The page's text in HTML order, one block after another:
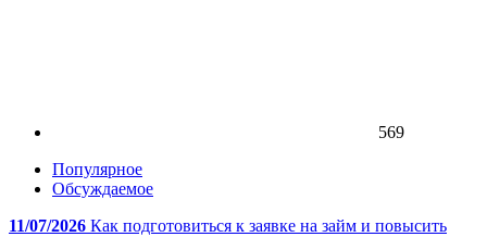
569
Популярное
Обсуждаемое
11/07/2026 Как подготовиться к заявке на займ и повысить